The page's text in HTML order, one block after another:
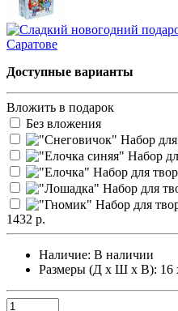
Доступные варианты
Вложить в подарок
Без вложения
1432 р.
Наличие: В наличии
Размеры (Д х Ш х В): 16